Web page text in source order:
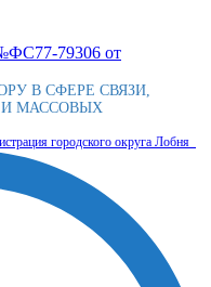
79306 от
В СФЕРЕ СВЯЗИ,
МАССОВЫХ
городского округа Лобня